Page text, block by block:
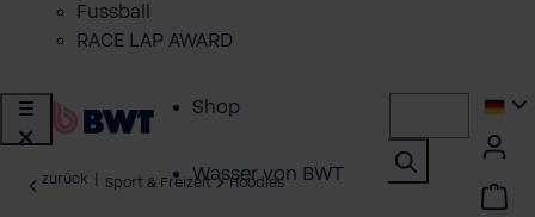
Fussball
RACE LAP AWARD
Shop
Wasser von BWT
zurück Sport & Freizeit Hoodies